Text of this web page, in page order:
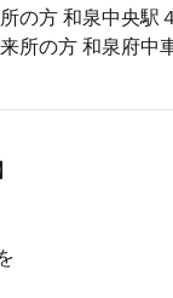
の方 和泉中央
所の方 和泉府